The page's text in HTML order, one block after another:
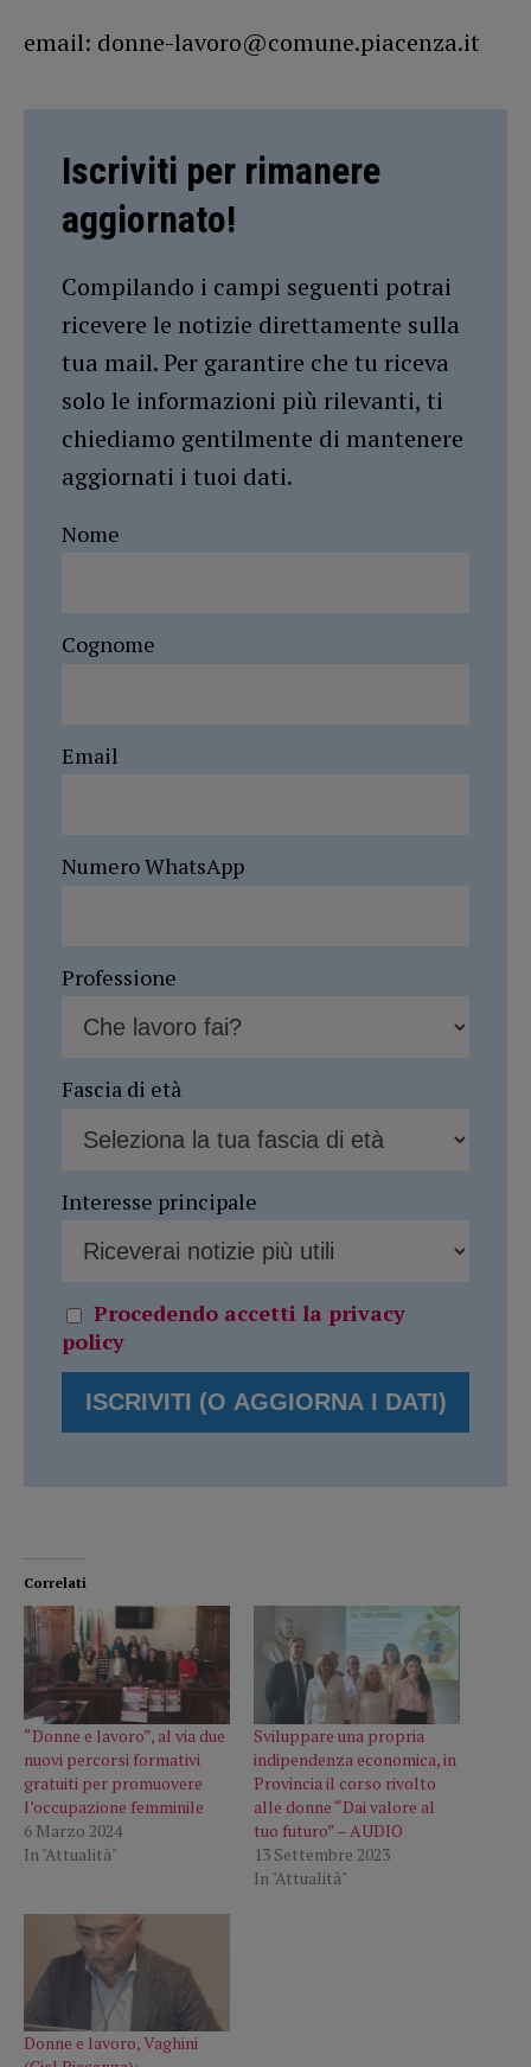
email: donne-lavoro@comune.piacenza.it
Iscriviti per rimanere
aggiornato!
Compilando i campi seguenti potrai
ricevere le notizie direttamente sulla
tua mail. Per garantire che tu riceva
solo le informazioni più rilevanti, ti
chiediamo gentilmente di mantenere
aggiornati i tuoi dati.
Nome
Cognome
Email
Numero WhatsApp
Professione
Fascia di età
Interesse principale
Procedendo accetti la privacy
policy
Correlati
“Donne e lavoro”, al via due
nuovi percorsi formativi
gratuiti per promuovere
l’occupazione femminile
6 Marzo 2024
In "Attualità"
Sviluppare una propria
indipendenza economica, in
Provincia il corso rivolto
alle donne “Dai valore al
tuo futuro” – AUDIO
13 Settembre 2023
In "Attualità"
Donne e lavoro, Vaghini